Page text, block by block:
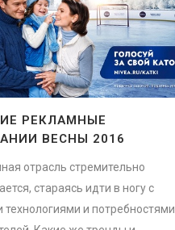
РЕКЛАМНЫЕ
ВЕСНЫ 2016
отрасль стремительно
стараясь идти в ногу с
и потребностями